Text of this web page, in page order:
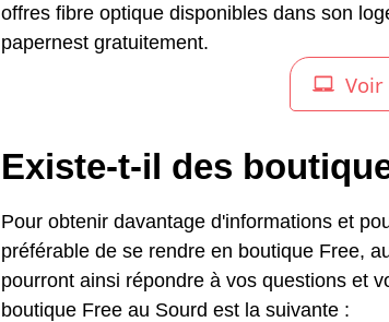
offres fibre optique disponibles dans son
papernest gratuitement.
Existe-t-il des
Pour obtenir davantage d'informations et
préférable de se rendre en boutique Free,
pourront ainsi répondre à vos questions et
boutique Free au Sourd est la suivante :